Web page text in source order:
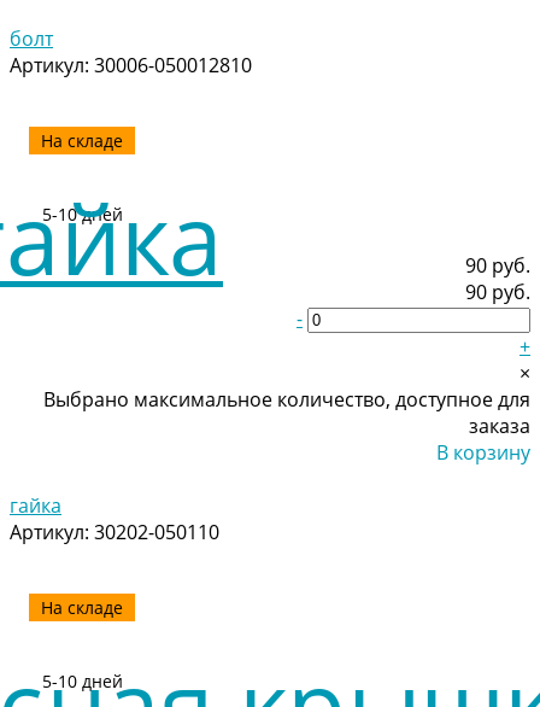
90 руб.
90 руб.
-
+
×
Выбрано максимальное количество, доступное для
заказа
В корзину
гайка
Артикул: 30202-050110
На складе
5-10 дней
болт
Артикул: 30006-050012810
На складе
5-10 дней